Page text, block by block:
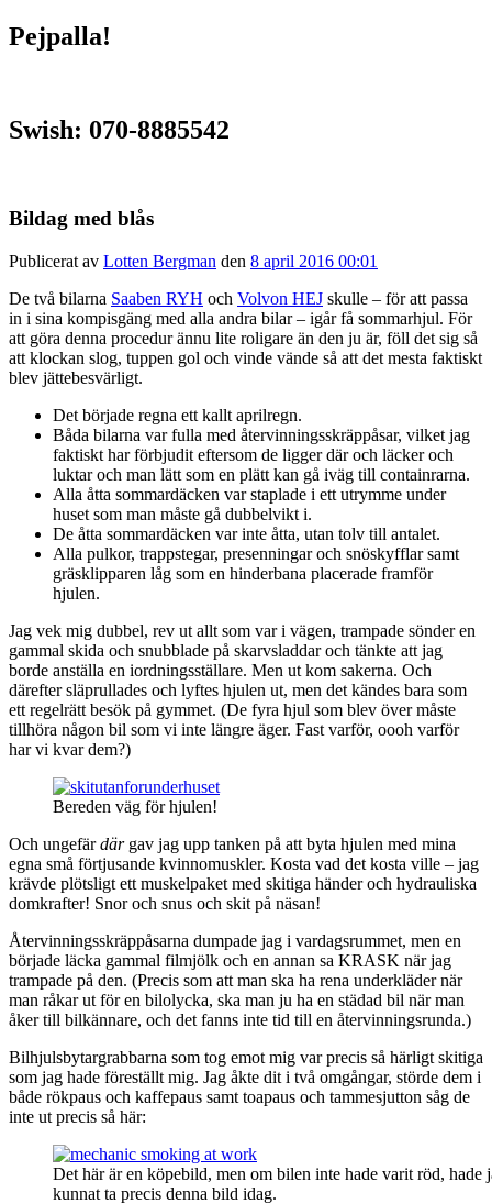
Pejpalla!
Swish: 070-8885542
Bildag med blås
Publicerat av Lotten Bergman den 8 april 2016 00:01
De två bilarna Saaben RYH och Volvon HEJ skulle – för att passa
in i sina kompisgäng med alla andra bilar – igår få sommarhjul. För
att göra denna procedur ännu lite roligare än den ju är, föll det sig så
att klockan slog, tuppen gol och vinde vände så att det mesta faktiskt
blev jättebesvärligt.
Det började regna ett kallt aprilregn.
Båda bilarna var fulla med återvinningsskräppåsar, vilket jag
faktiskt har förbjudit eftersom de ligger där och läcker och
luktar och man lätt som en plätt kan gå iväg till containrarna.
Alla åtta sommardäcken var staplade i ett utrymme under
huset som man måste gå dubbelvikt i.
De åtta sommardäcken var inte åtta, utan tolv till antalet.
Alla pulkor, trappstegar, presenningar och snöskyfflar samt
gräsklipparen låg som en hinderbana placerade framför
hjulen.
Jag vek mig dubbel, rev ut allt som var i vägen, trampade sönder en
gammal skida och snubblade på skarvsladdar och tänkte att jag
borde anställa en iordningsställare. Men ut kom sakerna. Och
därefter släprullades och lyftes hjulen ut, men det kändes bara som
ett regelrätt besök på gymmet. (De fyra hjul som blev över måste
tillhöra någon bil som vi inte längre äger. Fast varför, oooh varför
har vi kvar dem?)
Bereden väg för hjulen!
Och ungefärdärgav jag upp tanken på att byta hjulen med mina
egna små förtjusande kvinnomuskler. Kosta vad det kosta ville – jag
krävde plötsligt ett muskelpaket med skitiga händer och hydrauliska
domkrafter! Snor och snus och skit på näsan!
Återvinningsskräppåsarna dumpade jag i vardagsrummet, men en
började läcka gammal filmjölk och en annan sa KRASK när jag
trampade på den. (Precis som att man ska ha rena underkläder när
man råkar ut för en bilolycka, ska man ju ha en städad bil när man
åker till bilkännare, och det fanns inte tid till en återvinningsrunda.)
Bilhjulsbytargrabbarna som tog emot mig var precis så härligt skitiga
som jag hade föreställt mig. Jag åkte dit i två omgångar, störde dem i
både rökpaus och kaffepaus samt toapaus och tammesjutton såg de
inte ut precis så här:
Det här är en köpebild, men om bilen inte hade varit röd, hade
kunnat ta precis denna bild idag.